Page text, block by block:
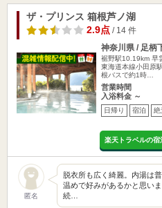
ザ・プリンス 箱根芦ノ湖
2.9点/ 14 件
神奈川県 / 足柄
裾野駅10.19km 早
東海道本線小田原
根バスで約1時…
営業時間
入浴料金 ～
日帰り 宿泊 絶
楽天トラベルの宿
匿名
脱衣所も広く綺麗。内湯は
温めで好みがあるかと思い
続…